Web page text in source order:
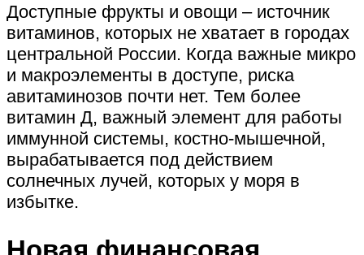
Доступные фрукты и овощи – источник
витаминов, которых не хватает в городах
центральной России. Когда важные микро
и макроэлементы в доступе, риска
авитаминозов почти нет. Тем более
витамин Д, важный элемент для работы
иммунной системы, костно-мышечной,
вырабатывается под действием
солнечных лучей, которых у моря в
избытке.